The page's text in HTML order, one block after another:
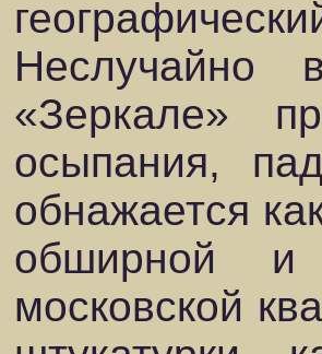
«Зеркале»
осыпания,
обнажается
обширной
московской